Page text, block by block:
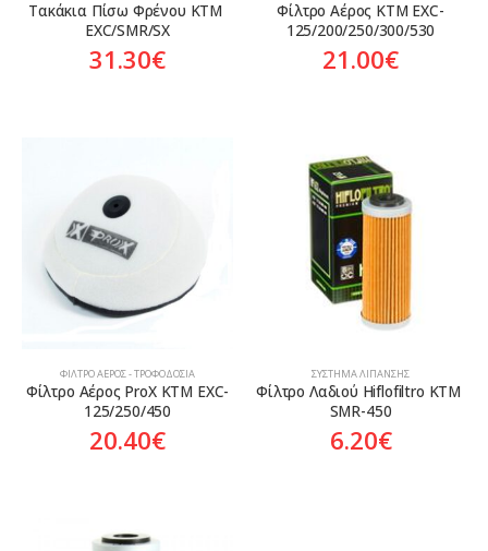
Τακάκια Πίσω Φρένου KTM
EXC/SMR/SX
31.30€
Φίλτρο Αέρος KTM EXC-
125/200/250/300/530
21.00€
ΦΊΛΤΡΟ ΑΈΡΟΣ - ΤΡΟΦΟΔΟΣΊΑ
Φίλτρο Αέρος ProX KTM EXC-
125/250/450
20.40€
ΣΎΣΤΗΜΑ ΛΊΠΑΝΣΗΣ
Φίλτρο Λαδιού Hiflofiltro KTM
SMR-450
6.20€